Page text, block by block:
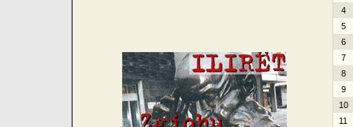
4
5
6
7
8
9
10
11